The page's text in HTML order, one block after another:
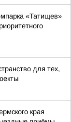
«Татищев»
для тех,
края